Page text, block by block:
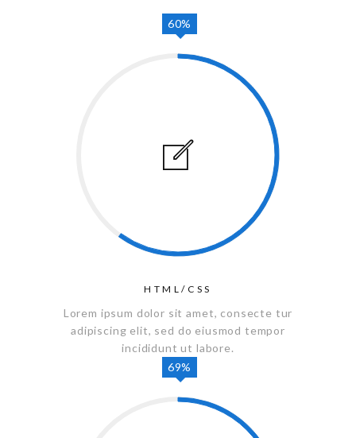
60%
HTML/CSS
Lorem ipsum dolor sit amet, consecte tur
adipiscing elit, sed do eiusmod tempor
incididunt ut labore.
69%